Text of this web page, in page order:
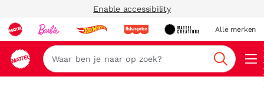
Enable accessibility
Alle merken
Zoeken